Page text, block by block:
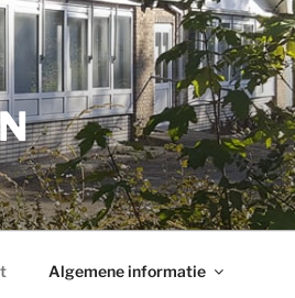
Algemene informatie